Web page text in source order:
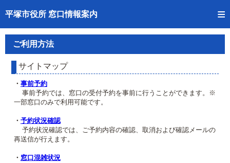
平塚市役所 窓口情報案内
トップページへ
ご利用方法
予約状況確認
窓口混雑状況
待ち状況確認
ご利用方法
サイトマップ
・ 事前予約
事前予約では、窓口の受付予約を事前に行うことができます。※
一部窓口のみで利用可能です。
・ 予約状況確認
予約状況確認では、ご予約内容の確認、取消および確認メールの
再送信が行えます。
・ 窓口混雑状況